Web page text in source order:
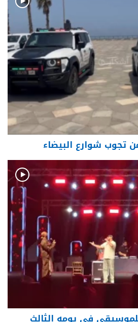
تجوب شوارع البيضاء
في يومه الثالث